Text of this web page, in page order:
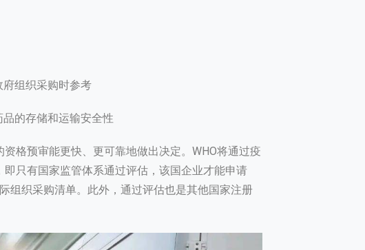
组织采购时参考
的存储和运输安全性
格预审能更快、更可靠地做出决定。WHO将通过疫
只有国家监管体系通过评估，该国企业才能申请
组织采购清单。此外，通过评估也是其他国家注册